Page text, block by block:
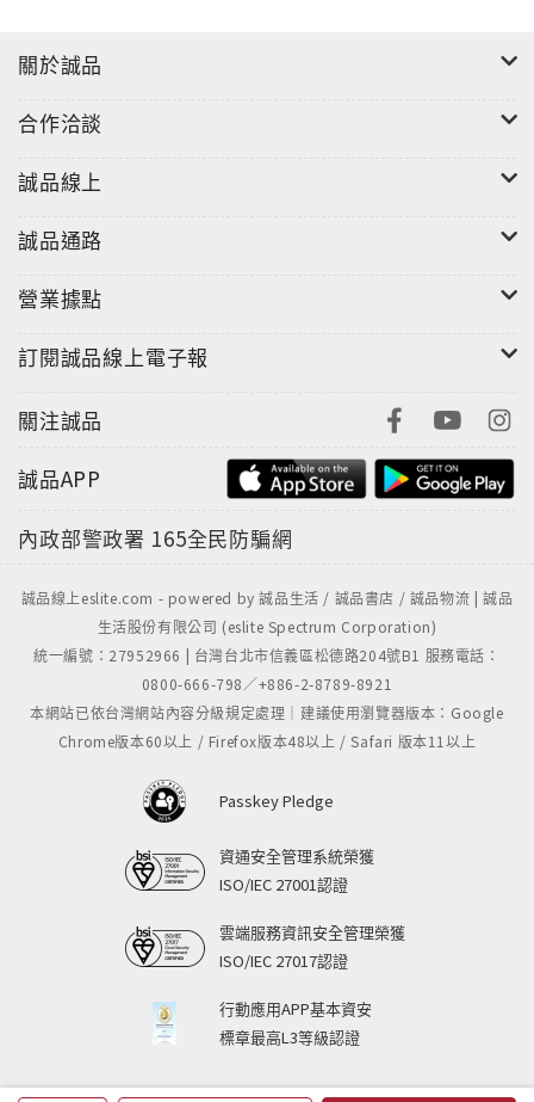
關於誠品
合作洽談
誠品線上
誠品通路
營業據點
訂閱誠品線上電子報
關注誠品
誠品APP
內政部警政署 165全民防騙網
誠品線上eslite.com - powered by 誠品生活 / 誠品書店 / 誠品物流 | 誠品
生活股份有限公司 (eslite Spectrum Corporation)
統一編號：27952966 | 台灣台北市信義區松德路204號B1 服務電話：
0800-666-798／+886-2-8789-8921
本網站已依台灣網站內容分級規定處理｜建議使用瀏覽器版本：Google
Chrome版本60以上 / Firefox版本48以上 / Safari 版本11以上
Passkey Pledge
資通安全管理系統榮獲
ISO/IEC 27001認證
雲端服務資訊安全管理榮獲
ISO/IEC 27017認證
行動應用APP基本資安
標章最高L3等級認證